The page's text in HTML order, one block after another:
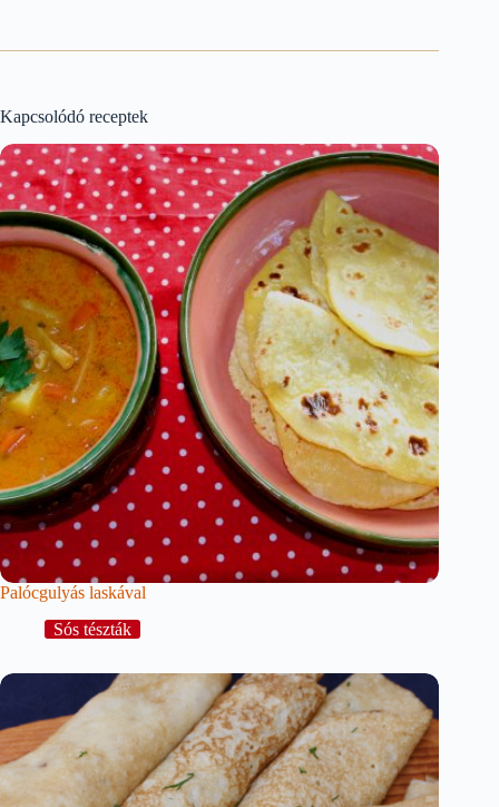
Kapcsolódó receptek
Palócgulyás laskával
Sós tészták